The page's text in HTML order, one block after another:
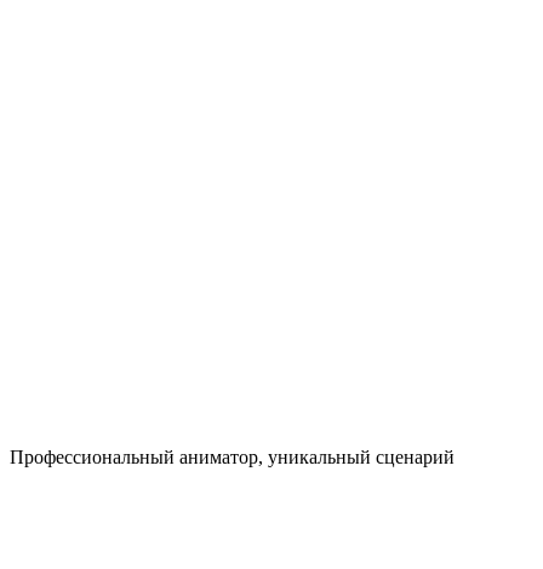
Профессио­нальный аниматор, уникальный сценарий